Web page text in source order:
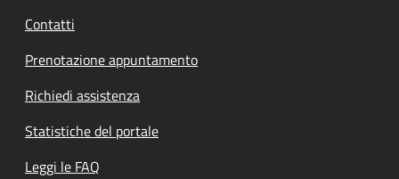
Contatti
Prenotazione appuntamento
Richiedi assistenza
Statistiche del portale
Leggi le FAQ